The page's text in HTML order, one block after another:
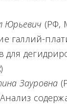
Юрьевич (РФ,
галлий-
для
)
Зауровна
Анализ